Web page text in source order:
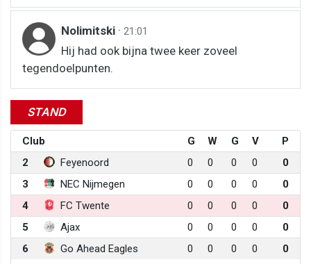
Nolimitski · 21:01
Hij had ook bijna twee keer zoveel
tegendoelpunten.
STAND
Club G W G V
P
2
Feyenoord 0 0 0 0
0
3
NEC Nijmegen 0 0 0 0
0
4
FC Twente 0 0 0 0
0
5
Ajax 0 0 0 0
0
6
Go Ahead Eagles 0 0 0 0 0